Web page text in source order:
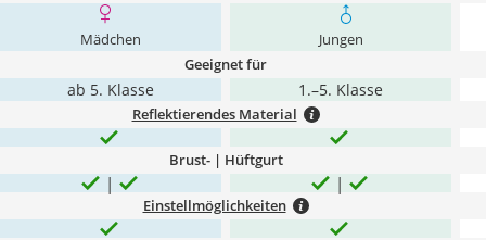
Mädchen Jungen
Geeignet für
ab 5. Klasse 1.–5. Klasse
Reflektierendes Material
Brust- | Hüftgurt
Einstellmöglichkeiten